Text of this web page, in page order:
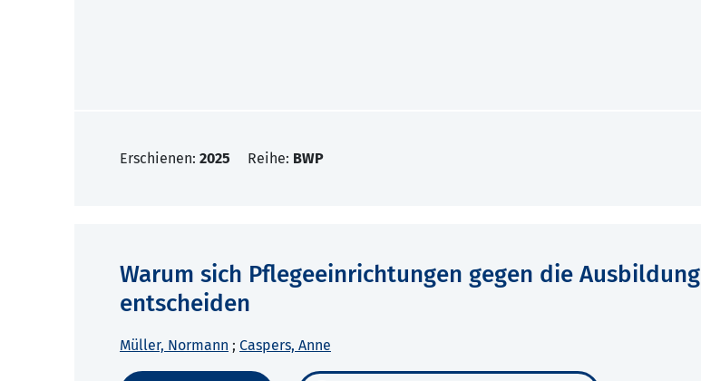
Erschienen: 2025 Reihe: BWP
Warum sich Pflegeeinrichtungen gegen die Ausbildung
entscheiden
Müller, Normann ; Caspers, Anne